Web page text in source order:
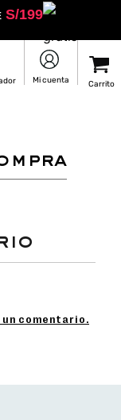
S/199
comentario.